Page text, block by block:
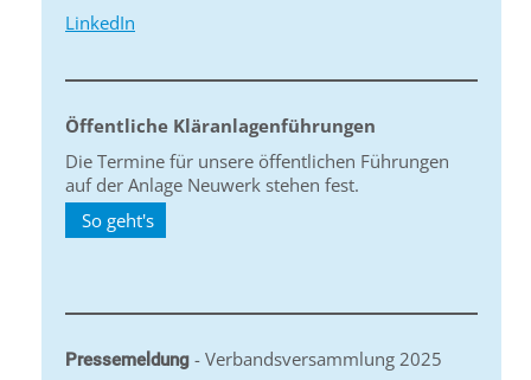
LinkedIn
Öffentliche Kläranlagenführungen
Die Termine für unsere öffentlichen Führungen
auf der Anlage Neuwerk stehen fest.
So geht's
Pressemeldung - Verbandsversammlung 2025